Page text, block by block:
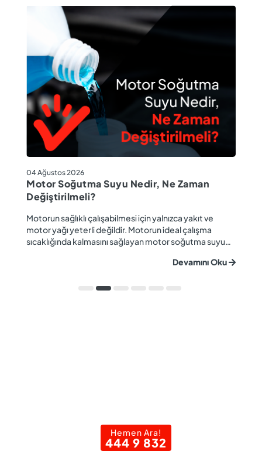
04 Ağustos 2026
Motor Soğutma Suyu Nedir, Ne Zaman
Değiştirilmeli?
Motorun sağlıklı çalışabilmesi için yalnızca yakıt ve
motor yağı yeterli değildir. Motorun ideal çalışma
sıcaklığında kalmasını sağlayan motor soğutma suyu
önem taşır. Düzenli olarak kontrol edilmeyen veya
korozyon, motor arızaları ve yüksek onarım ma...
Devamını Oku
Hemen Ara!
444 9 832